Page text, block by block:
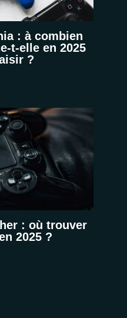
: à combien
t-elle en 2025
?
: où trouver
2025 ?